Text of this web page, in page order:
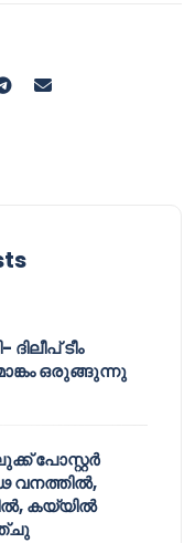
ടീം
ഒരുങ്ങുന്നു
പോസ്റ്റർ
വനത്തിൽ,
കയ്യിൽ